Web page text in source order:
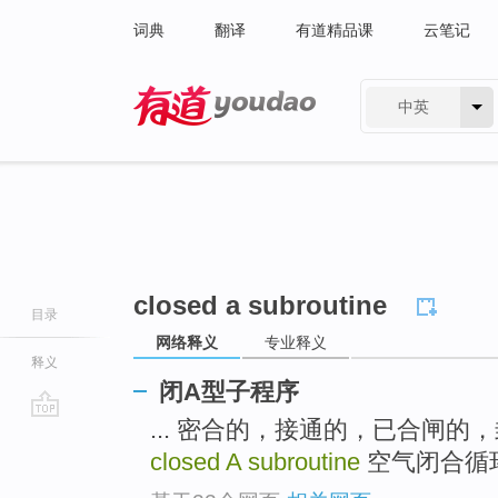
词典 翻译 有道精品课 云笔记
中英
目录
释义
closed a subroutine
网络释义 专业释义
闭A型子程序
... 密合的，接通的，已合闸的
closed A subroutine 空气闭合循